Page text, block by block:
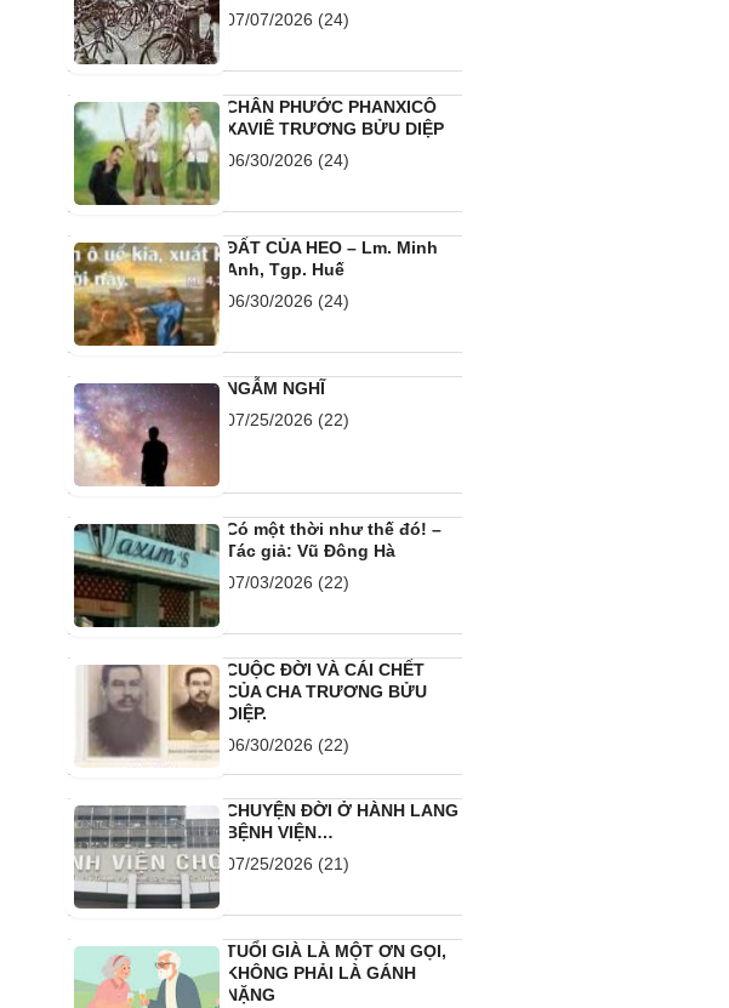
07/07/2026 (24)
CHÂN PHƯỚC PHANXICÔ
XAVIÊ TRƯƠNG BỬU DIỆP
06/30/2026 (24)
ĐẤT CỦA HEO – Lm. Minh
Anh, Tgp. Huế
06/30/2026 (24)
NGẪM NGHĨ
07/25/2026 (22)
Có một thời như thế đó! –
Tác giả: Vũ Đông Hà
07/03/2026 (22)
CUỘC ĐỜI VÀ CÁI CHẾT
CỦA CHA TRƯƠNG BỬU
DIỆP.
06/30/2026 (22)
CHUYỆN ĐỜI Ở HÀNH LANG
BỆNH VIỆN…
07/25/2026 (21)
TUỔI GIÀ LÀ MỘT ƠN GỌI,
KHÔNG PHẢI LÀ GÁNH
NẶNG